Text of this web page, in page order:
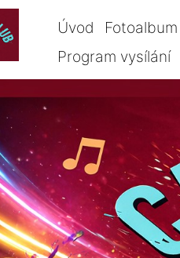
Úvod Fotoalbum
Program vysílání